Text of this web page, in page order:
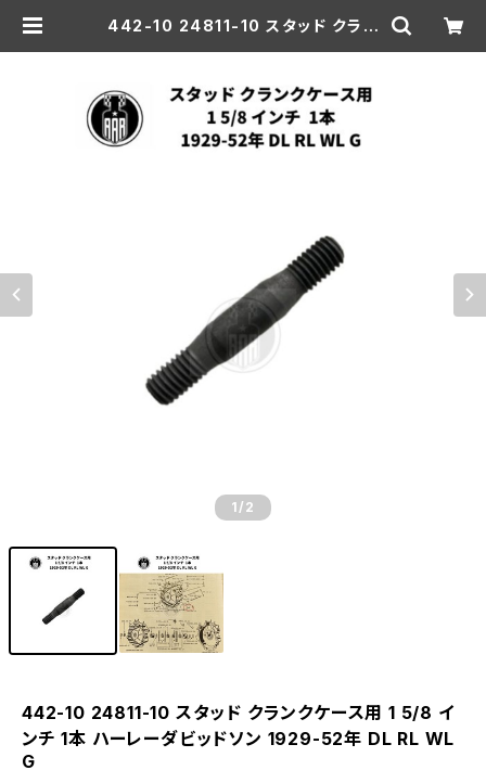
442-10 24811-10 スタッド クラン
1 /2
442-10 24811-10 スタッド クランクケース用 1 5/8 イ
ンチ 1本 ハーレーダビッドソン 1929-52年 DL RL WL
G